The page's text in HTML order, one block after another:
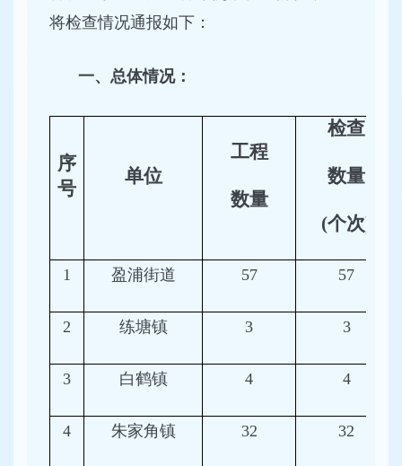
将检查情况通报如下：
一、总体情况：
序
号
单位
工程
数量
检查
数量
(个次)
1 盈浦街道 57 57
2 练塘镇 3 3
3 白鹤镇 4 4
4 朱家角镇 32 32